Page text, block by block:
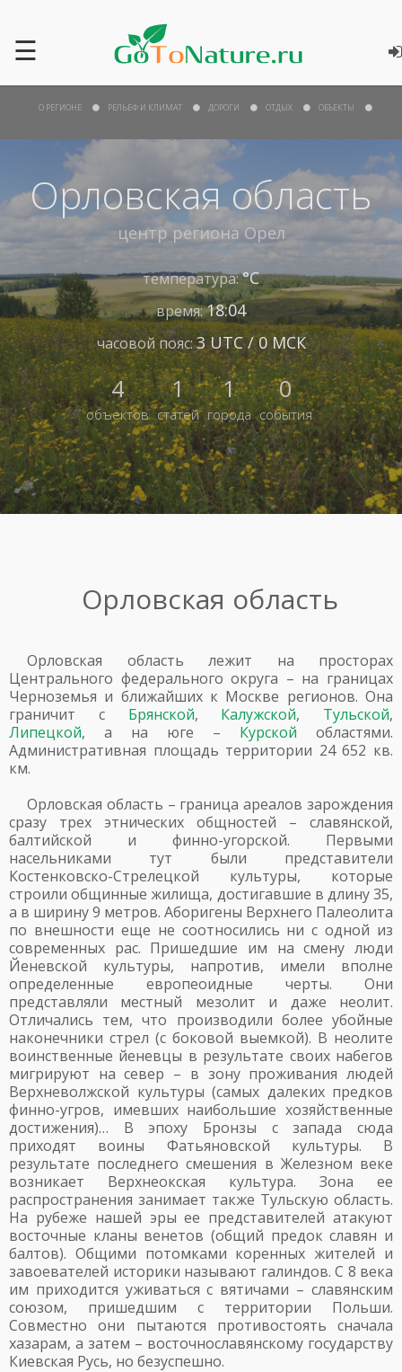
☰
Орловская область
центр регионаОрел
температура:°С
время:18:04
часовой пояс:3 UTC / 0 МСК
4
объектов
1
статей
1
города
0
события
О РЕГИОНЕ РЕЛЬЕФ И КЛИМАТ ДОРОГИ ОТДЫХ ОБЪЕКТЫ
Орловская область
Орловская область лежит на просторах
Центрального федерального округа – на границах
Черноземья и ближайших к Москве регионов. Она
граничит с Брянской, Калужской, Тульской,
Липецкой, а на юге – Курской областями.
Административная площадь территории 24 652 кв.
км.
Орловская область – граница ареалов зарождения
сразу трех этнических общностей – славянской,
балтийской и финно-угорской. Первыми
насельниками тут были представители
Костенковско-Стрелецкой культуры, которые
строили общинные жилища, достигавшие в длину 35,
а в ширину 9 метров. Аборигены Верхнего Палеолита
по внешности еще не соотносились ни с одной из
современных рас. Пришедшие им на смену люди
Йеневской культуры, напротив, имели вполне
определенные европеоидные черты. Они
представляли местный мезолит и даже неолит.
Отличались тем, что производили более убойные
наконечники стрел (с боковой выемкой). В неолите
воинственные йеневцы в результате своих набегов
мигрируют на север – в зону проживания людей
Верхневолжской культуры (самых далеких предков
финно-угров, имевших наибольшие хозяйственные
достижения)… В эпоху Бронзы с запада сюда
приходят воины Фатьяновской культуры. В
результате последнего смешения в Железном веке
возникает Верхнеокская культура. Зона ее
распространения занимает также Тульскую область.
На рубеже нашей эры ее представителей атакуют
восточные кланы венетов (общий предок славян и
балтов). Общими потомками коренных жителей и
завоевателей историки называют галиндов. С 8 века
им приходится уживаться с вятичами – славянским
союзом, пришедшим с территории Польши.
Совместно они пытаются противостоять сначала
хазарам, а затем – восточнославянскому государству
Киевская Русь, но безуспешно.